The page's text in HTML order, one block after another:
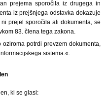
prejema sporočila iz drugega in
iz prejšnjega odstavka dokazuje
prejel sporočila ali dokumenta, se
83. člena tega zakona.
potrdi prevzem dokumenta,
sistema.«.
ki se glasi: